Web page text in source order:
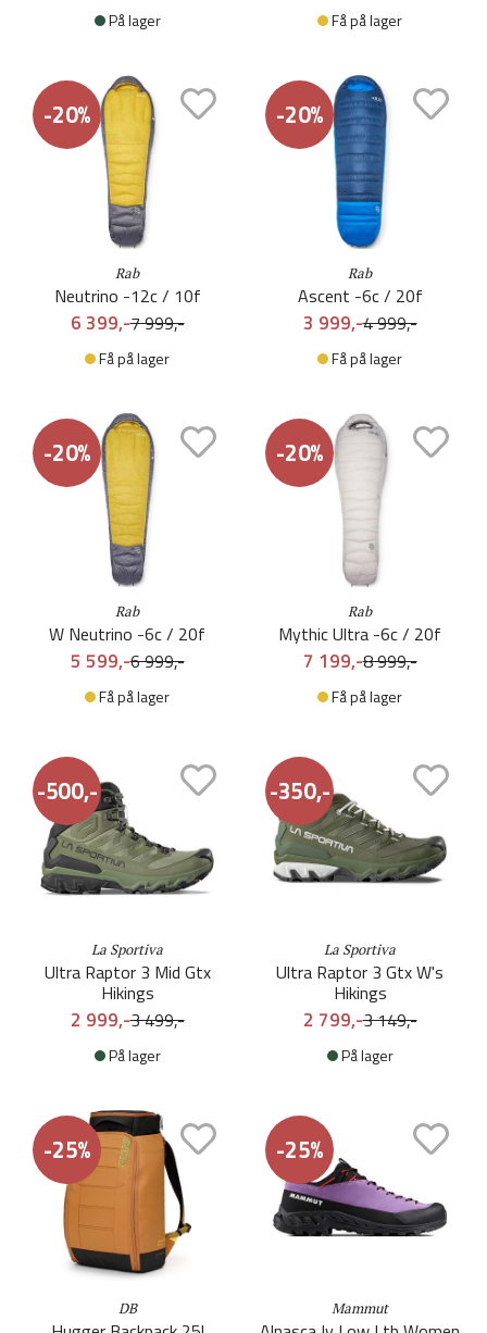
På lager Få på lager
-20%
Rab
Neutrino -12c / 10f
7 999,-
6 399,-
Få på lager
-20%
Rab
Ascent -6c / 20f
4 999,-
3 999,-
Få på lager
-20%
Rab
W Neutrino -6c / 20f
6 999,-
5 599,-
Få på lager
-20%
Rab
Mythic Ultra -6c / 20f
8 999,-
7 199,-
Få på lager
-500,-
La Sportiva
Ultra Raptor 3 Mid Gtx
Hikings
3 499,-
2 999,-
På lager
-350,-
La Sportiva
Ultra Raptor 3 Gtx W's
Hikings
3 149,-
2 799,-
På lager
-25%
DB
-25%
Mammut